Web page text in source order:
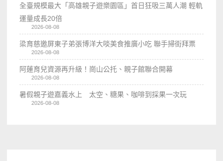
全臺規模最大「高雄親子遊樂園區」首日狂吸三萬人潮 輕軌
運量成長20倍
2026-08-08
梁育慈邀屏東子弟張博洋大啖美食推廣小吃 聯手掃街拜票
2026-08-08
阿蓮育兒資源再升級！崗山公托、親子館聯合開幕
2026-08-08
暑假親子遊嘉義水上 太空、糖果、咖啡到採果一次玩
2026-08-08